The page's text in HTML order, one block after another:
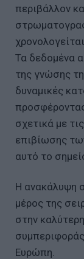
περιβάλλον
Τα δεδομένα
της γνώσης
δυναμικές
σχετικά με
επιβίωσης
αυτό το
Η ανακάλυψη
μέρος της
στην
Ευρώπη.